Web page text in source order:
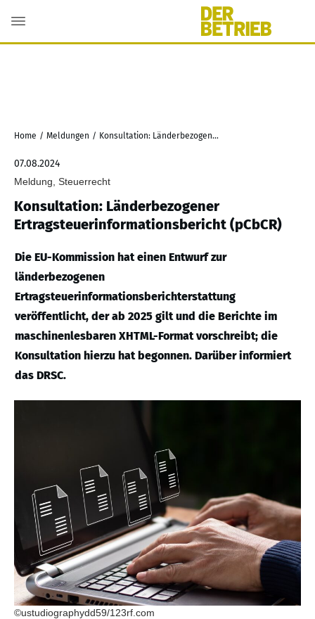
Home / Meldungen / Konsultation: Länderbezogener Ertragsteuerinformationsbericht (pCbCR)
07.08.2024
Meldung, Steuerrecht
Konsultation: Länderbezogener
Ertragsteuerinformationsbericht (pCbCR)
Die EU-Kommission hat einen Entwurf zur
länderbezogenen
Ertragsteuerinformationsberichterstattung
veröffentlicht, der ab 2025 gilt und die Berichte im
maschinenlesbaren XHTML-Format vorschreibt; die
Konsultation hierzu hat begonnen. Darüber informiert
das DRSC.
©ustudiographydd59/123rf.com